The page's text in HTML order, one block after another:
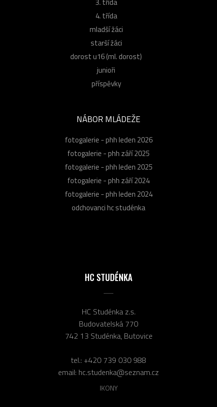
HC STUDÉNKA
HC Studénka z.s.
Budovatelská 770
742 13 Studénka, Butovice
tel.: +420 739 030 988
email: hc.studenka@seznam.cz
IKONY
4. třída
mladší žáci
starší žáci
dorost u16 (ml. dorost)
junioři
příspěvky
NÁBOR MLÁDEŽE
fotogalerie - phh leden 2026
fotogalerie - phh září 2025
fotogalerie - phh leden 2025
fotogalerie - phh září 2024
fotogalerie - phh leden 2024
odchovanci hc studénka